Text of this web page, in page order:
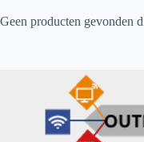
Geen producten gevonden